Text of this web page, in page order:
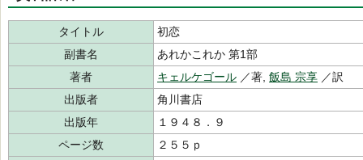
タイトル
初恋
副書名
あれかこれか 第1部
著者
キェルケゴール ／著, 飯島 宗享 ／訳
出版者
角川書店
出版年
１９４８．９
ページ数
２５５ｐ